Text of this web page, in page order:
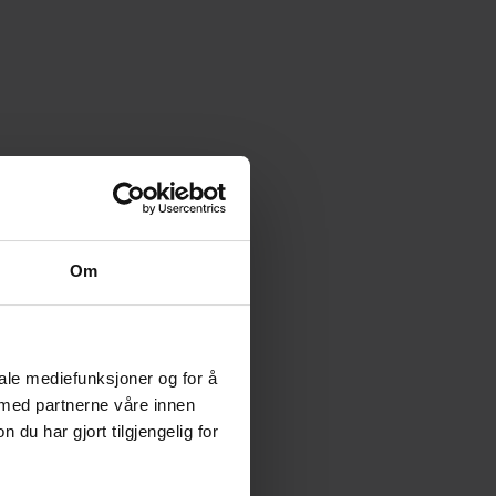
Om
mediefunksjoner og for å
partnerne våre innen
du har gjort tilgjengelig for